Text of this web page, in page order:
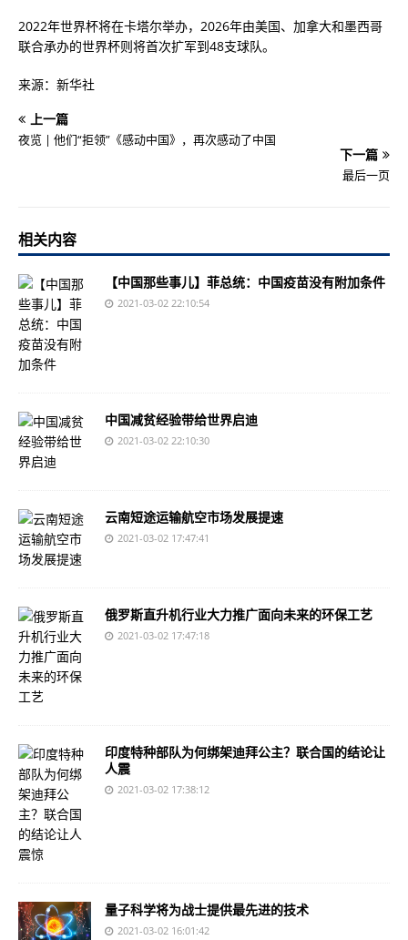
2022年世界杯将在卡塔尔举办，2026年由美国、加拿大和墨西哥
联合承办的世界杯则将首次扩军到48支球队。
来源：新华社
上一篇
夜览 | 他们“拒领”《感动中国》，再次感动了中国
下一篇
最后一页
相关内容
【中国那些事儿】菲总统：中国疫苗没有附加条件
2021-03-02 22:10:54
中国减贫经验带给世界启迪
2021-03-02 22:10:30
云南短途运输航空市场发展提速
2021-03-02 17:47:41
俄罗斯直升机行业大力推广面向未来的环保工艺
2021-03-02 17:47:18
印度特种部队为何绑架迪拜公主？联合国的结论让
人震
2021-03-02 17:38:12
量子科学将为战士提供最先进的技术
2021-03-02 16:01:42